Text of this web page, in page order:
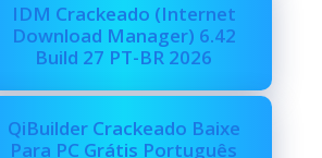
IDM Crackeado (Internet
Download Manager) 6.42
Build 27 PT-BR 2026
QiBuilder Crackeado Baixe
Para PC Grátis Português